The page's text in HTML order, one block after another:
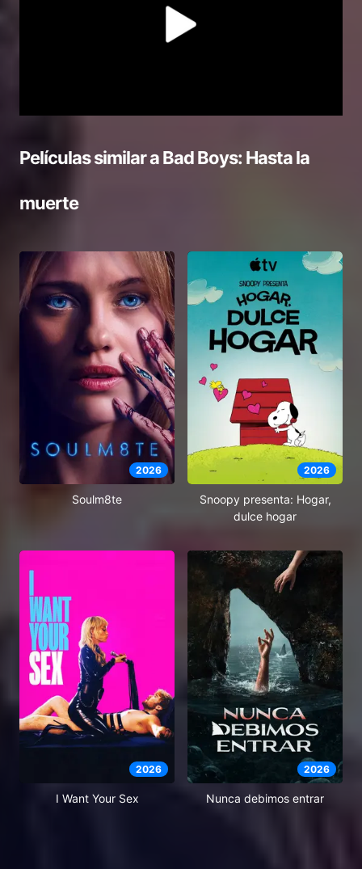
Películas similar aBad Boys: Hasta la
muerte
2026
Soulm8te
2026
Snoopy presenta: Hogar,
dulce hogar
2026
I Want Your Sex
2026
Nunca debimos entrar